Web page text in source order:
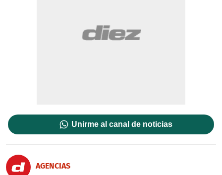
Unirme al canal de noticias
AGENCIAS